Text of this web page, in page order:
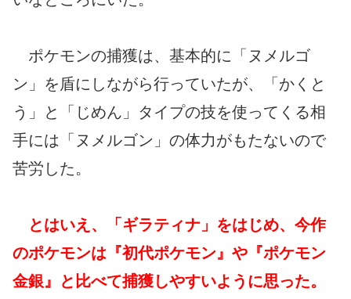
ポケモンの捕獲は、基本的に「ヌメルゴ
ン」を盾にしながら行っていたが、「かくと
う」と「じめん」タイプの技を使ってくる相
手には「ヌメルゴン」の体力がもたないので
苦労した。
とはいえ、「ギラティナ」をはじめ、今作
のポケモンは『初代ポケモン』や『ポケモン
金銀』と比べて捕獲しやすいように思った。